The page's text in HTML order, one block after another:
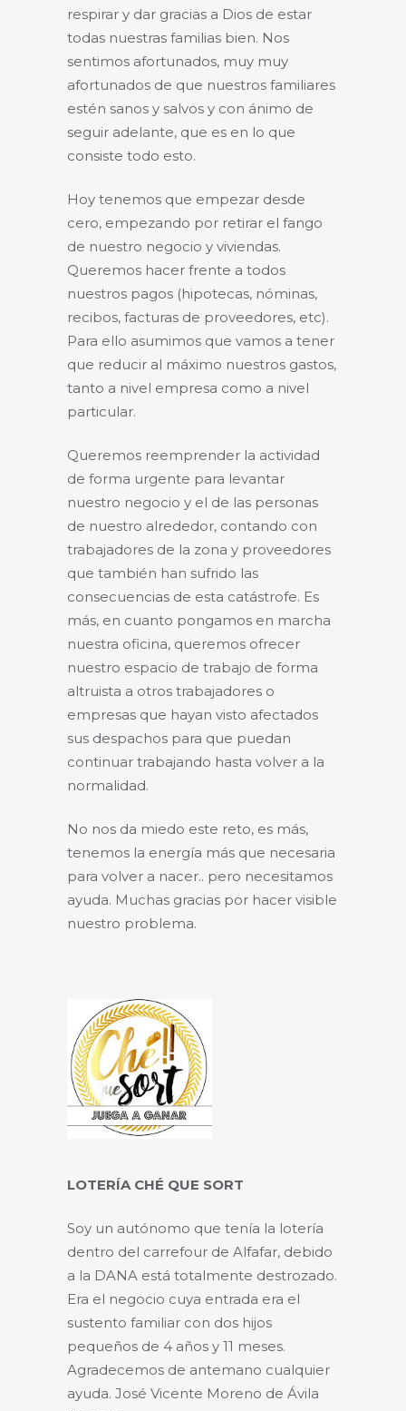
respirar y dar gracias a Dios de estar
todas nuestras familias bien. Nos
sentimos afortunados, muy muy
afortunados de que nuestros familiares
estén sanos y salvos y con ánimo de
seguir adelante, que es en lo que
consiste todo esto.
Hoy tenemos que empezar desde
cero, empezando por retirar el fango
de nuestro negocio y viviendas.
Queremos hacer frente a todos
nuestros pagos (hipotecas, nóminas,
recibos, facturas de proveedores, etc).
Para ello asumimos que vamos a tener
que reducir al máximo nuestros gastos,
tanto a nivel empresa como a nivel
particular.
Queremos reemprender la actividad
de forma urgente para levantar
nuestro negocio y el de las personas
de nuestro alrededor, contando con
trabajadores de la zona y proveedores
que también han sufrido las
consecuencias de esta catástrofe. Es
más, en cuanto pongamos en marcha
nuestra oficina, queremos ofrecer
nuestro espacio de trabajo de forma
altruista a otros trabajadores o
empresas que hayan visto afectados
sus despachos para que puedan
continuar trabajando hasta volver a la
normalidad.
No nos da miedo este reto, es más,
tenemos la energía más que necesaria
para volver a nacer.. pero necesitamos
ayuda. Muchas gracias por hacer visible
nuestro problema.
LOTERÍA CHÉ QUE SORT
Soy un autónomo que tenía la lotería
dentro del carrefour de Alfafar, debido
a la DANA está totalmente destrozado.
Era el negocio cuya entrada era el
sustento familiar con dos hijos
pequeños de 4 años y 11 meses.
Agradecemos de antemano cualquier
ayuda. José Vicente Moreno de Ávila